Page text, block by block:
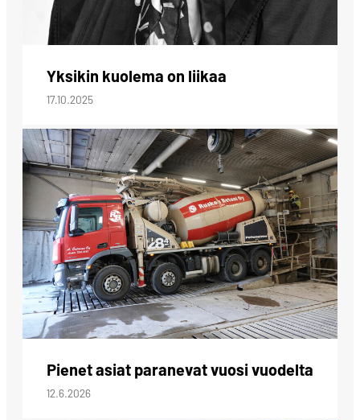
Yksikin kuolema on liikaa
17.10.2025
Pienet asiat paranevat vuosi vuodelta
12.6.2026